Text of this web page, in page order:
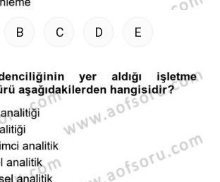
B C D E